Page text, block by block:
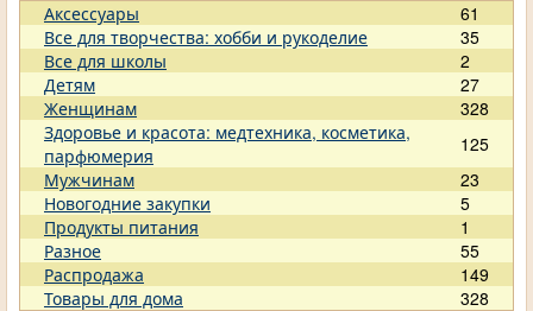
Аксессуары
61
Все для творчества: хобби и рукоделие
35
Все для школы
2
Детям
27
Женщинам
328
Здоровье и красота: медтехника, косметика,
парфюмерия
125
Мужчинам
23
Новогодние закупки
5
Продукты питания
1
Разное
55
Распродажа
149
Товары для дома
328